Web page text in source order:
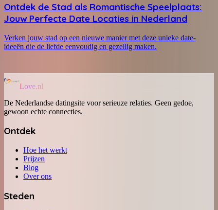
Ontdek de Stad als Romantische Speelplaats:
Jouw Perfecte Date Locaties in Nederland
Verken jouw stad op een nieuwe manier met deze unieke date-
ideeën die de liefde eenvoudig en gezellig maken.
Love.nl
De Nederlandse datingsite voor serieuze relaties. Geen gedoe,
gewoon echte connecties.
Ontdek
Hoe het werkt
Prijzen
Blog
Over ons
Steden